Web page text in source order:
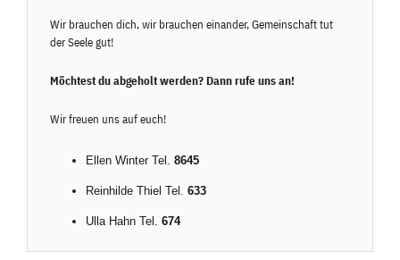
Wir brauchen dich, wir brauchen einander, Gemeinschaft tut
der Seele gut!
Möchtest du abgeholt werden? Dann rufe uns an!
Wir freuen uns auf euch!
Ellen Winter Tel. 8645
Reinhilde Thiel Tel. 633
Ulla Hahn Tel. 674